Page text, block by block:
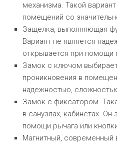
механизма. Такой
помещений со
Защелка, выполняющая
Вариант не является
открывается при помощи
Замок с ключом
проникновения в
надежностью,
Замок с фиксатором.
в санузлах, кабинетах. Он
помощи рычага или
Магнитный, современный